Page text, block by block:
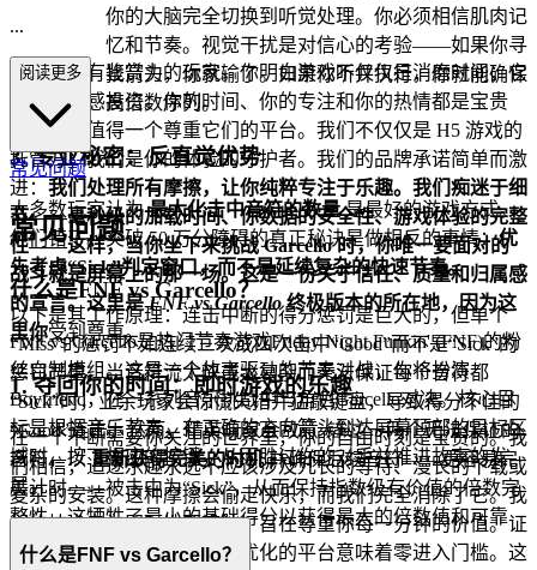
你的大脑完全切换到听觉处理。你必须相信肌肉记
忆和节奏。视觉干扰是对信心的考验——如果你寻
找箭头，你就输了。如果你听并执行，你就能确保
高倍数序列。
3. 专业秘密：反直觉优势
大多数玩家认为最大化击中音符的数量是最好的游戏方式。
他们错了。突破 50 万分障碍的真正秘诀是做相反的事情：优
先考虑“Sick”判定窗口，而不是延续复杂的快速节奏。
以下是其工作原理：连击中断的得分惩罚是巨大的，但单个
“Miss”的惩罚不如连续三次或四次击中“Good”而不是“Sick”的
惩罚严重。当音符流太快或太复杂而无法保证每个音符都
“Sick”时，业余玩家会惊慌失措并猛敲键盘，导致得分不佳的
“Good”连击。然而，精英玩家会故意错过一两个无法保证的
音符，以重新获得完美的时机并确保后续音符——更容易完
美计时——被击中为“Sick”，从而保持指数级有价值的倍数完
整性。这牺牲了最小的基础得分以获得最大的倍数值和可靠
性。
...
你是一位有鉴赏力的玩家。你明白游戏不仅仅是消磨时间；它
是一种情感投资。你的时间、你的专注和你的热情都是宝贵
的，它们值得一个尊重它们的平台。我们不仅仅是 H5 游戏的
托管方；我们是你的体验的守护者。我们的品牌承诺简单而激
进： 我们处理所有摩擦，让你纯粹专注于乐趣。 我们痴迷于细
节——毫秒级的加载时间、你数据的安全性、游戏体验的完整
性——这样，当你坐下来挑战 Garcello 时，你唯一要面对的
战斗就是屏幕上的那一场。这是一份关于信任、质量和归属感
的宣言。这里是FNF vs Garcello终极版本的所在地，因为这
里你受到尊重。
1. 夺回你的时间：即时游戏的乐趣
在一个不断需要你关注的世界里，你的自由时刻是宝贵的。我
们相信，追逐乐趣永远不应该涉及冗长的等待、漫长的下载或
复杂的安装。这种摩擦会偷走快乐，而我们完全消除了它。我
们的技术专为即时性而设计，旨在尊重你每一分钟的价值。证
据在于性能：我们轻量级、优化的平台意味着零进入门槛。这
阅读更多
常见问题
常见问题
什么是FNF vs Garcello？
FNF vs Garcello是热门节奏游戏Friday Night Funkin' (FNF)的粉
丝自制模组。这是一个故事驱动的节奏对战，你将扮演
Boyfriend，在一系列音乐挑战中与角色Garcello对决。核心目
标是根据音乐节奏，在正确的方向箭头到达屏幕顶部的目标区
域时，按下相应的按键，从而胜过你的对手并推进故事的发
展。
什么是FNF vs Garcello？